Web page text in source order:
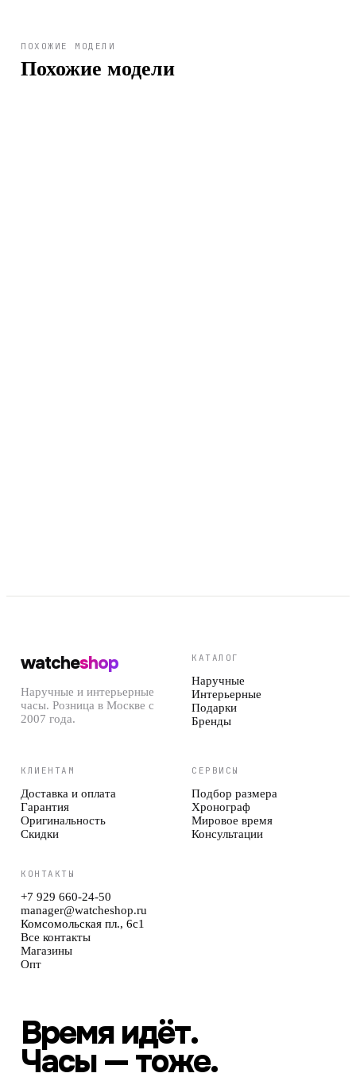
ПОХОЖИЕ МОДЕЛИ
Похожие модели
watcheshop
Наручные и интерьерные
часы. Розница в Москве с
2007 года.
КАТАЛОГ
Наручные
Интерьерные
Подарки
Бренды
КЛИЕНТАМ
Доставка и оплата
Гарантия
Оригинальность
Скидки
СЕРВИСЫ
Подбор размера
Хронограф
Мировое время
Консультации
КОНТАКТЫ
+7 929 660-24-50
manager@watcheshop.ru
Комсомольская пл., 6с1
Все контакты
Магазины
Опт
Время идёт.
Часы — тоже.